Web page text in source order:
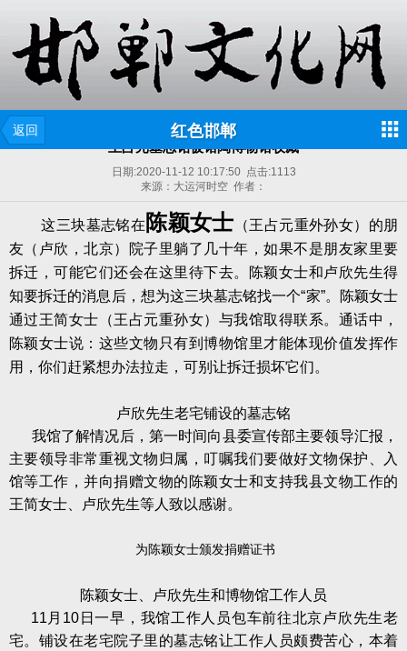
返回 红色邯郸
王占元墓志铭被馆陶博物馆收藏
日期:2020-11-12 10:17:50点击:1113
来源：大运河时空 作者：
这三块墓志铭在 陈颖女士 （王占元重外孙女）的朋
友（卢欣，北京）院子里躺了几十年，如果不是朋友家里要
拆迁，可能它们还会在这里待下去。陈颖女士和卢欣先生得
知要拆迁的消息后，想为这三块墓志铭找一个“家”。陈颖女士
通过王简女士（王占元重孙女）与我馆取得联系。通话中，
陈颖女士说：这些文物只有到博物馆里才能体现价值发挥作
用，你们赶紧想办法拉走，可别让拆迁损坏它们。
卢欣先生老宅铺设的墓志铭
我馆了解情况后，第一时间向县委宣传部主要领导汇报，
主要领导非常重视文物归属，叮嘱我们要做好文物保护、入
馆等工作，并向捐赠文物的陈颖女士和支持我县文物工作的
王简女士、卢欣先生等人致以感谢。
为陈颖女士颁发捐赠证书
陈颖女士、卢欣先生和博物馆工作人员
11月10日一早，我馆工作人员包车前往北京卢欣先生老
宅。铺设在老宅院子里的墓志铭让工作人员颇费苦心，本着